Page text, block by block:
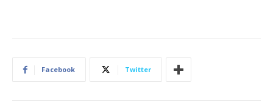
Facebook Twitter